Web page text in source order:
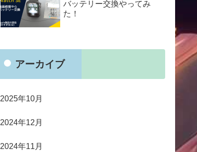
バッテリー交換やってみ
た！
アーカイブ
2025年10月
2024年12月
2024年11月